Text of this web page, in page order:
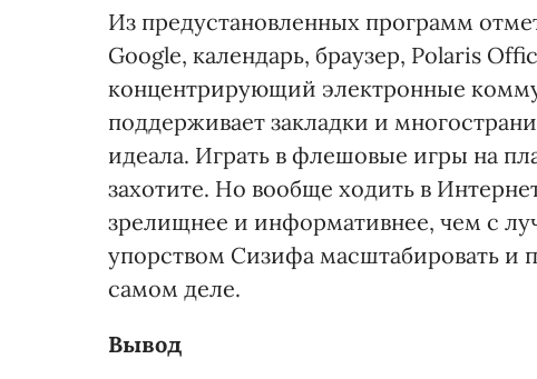
Из предустановленных программ
Google, календарь, браузер, Polaris
концентрирующий электронные
поддерживает закладки и
идеала. Играть в флешовые игры на
захотите. Но вообще ходить в
зрелищнее и информативнее, чем с
упорством Сизифа масштабировать и
самом деле.
Вывод